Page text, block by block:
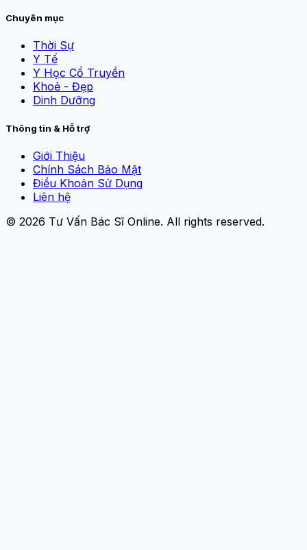
Chuyên mục
Thời Sự
Y Tế
Y Học Cổ Truyền
Khoẻ - Đẹp
Dinh Dưỡng
Thông tin & Hỗ trợ
Giới Thiệu
Chính Sách Bảo Mật
Điều Khoản Sử Dụng
Liên hệ
© 2026 Tư Vấn Bác Sĩ Online. All rights reserved.